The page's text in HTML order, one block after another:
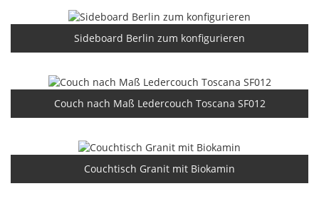
Sideboard Berlin zum konfigurieren
Couch nach Maß Ledercouch Toscana SF012
Couchtisch Granit mit Biokamin